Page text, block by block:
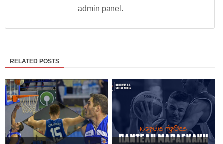
admin panel.
RELATED POSTS